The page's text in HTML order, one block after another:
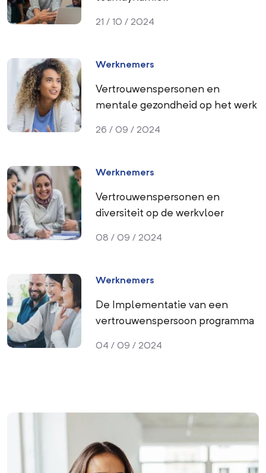
21 / 10 / 2024
Werknemers
Vertrouwenspersonen en
mentale gezondheid op het werk
26 / 09 / 2024
Werknemers
Vertrouwenspersonen en
diversiteit op de werkvloer
08 / 09 / 2024
Werknemers
De Implementatie van een
vertrouwenspersoon programma
04 / 09 / 2024